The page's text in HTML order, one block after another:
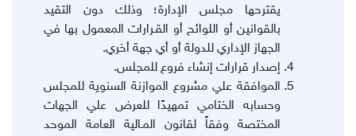
يقترحها مجلس الإدارة؛ وذلك دون التقيد
بالقوانين أو اللوائح أو القـرارات المعمول بها في
الجهاز الإداري للدولة أو أي جهة أخري.
إصدار قرارات إنشاء فروع للمجلس.
الموافقة علي مشروع الموازنة السنوية للمجلس
وحسابه الختامي تمهيدًا للعرض علي الجهات
المختصة وفقاً لقانون المـالية العامة الموحد